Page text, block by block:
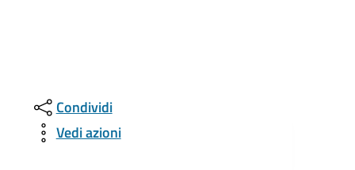
Condividi
Vedi azioni